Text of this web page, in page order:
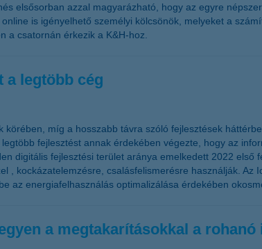
elsősorban azzal magyarázható, hogy az egyre
is igényelhető személyi kölcsönök, melyeket a
a csatornán érkezik a K&H-hoz.
a legtöbb cég
míg a hosszabb távra szóló fejlesztések
fejlesztést annak érdekében végezte, hogy az
digitális fejlesztési terület aránya emelkedett 2022
, kockázatelemzésre, csalásfelismerésre használják.
az energiafelhasználás optimalizálása érdekében
a megtakarításokkal a